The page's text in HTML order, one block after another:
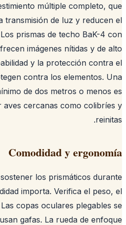
múltiple completo,
la transmisión de luz y
Los prismas de techo BaK-4
ofrecen imágenes nítidas y de
y la protección
protegen contra los elementos.
mínimo de dos metros o
aves cercanas como
Comodidad y
sostener los prismáticos
importa. Verifica el
Las copas oculares
usan gafas. La rueda de